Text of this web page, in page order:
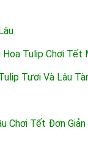
Tulip Chơi Tết
Tươi Và Lâu
Chơi Tết Đơn